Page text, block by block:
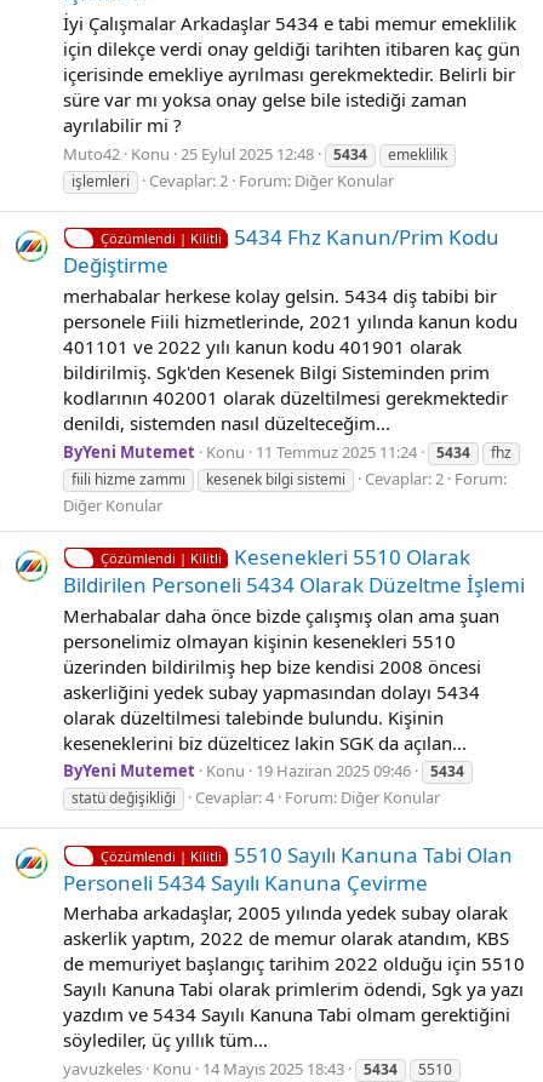
İyi Çalışmalar Arkadaşlar 5434 e tabi memur emeklilik
için dilekçe verdi onay geldiği tarihten itibaren kaç gün
içerisinde emekliye ayrılması gerekmektedir. Belirli bir
süre var mı yoksa onay gelse bile istediği zaman
ayrılabilir mi ?
Muto42 Konu 25 Eylül 2025 12:48 5434
emeklilik
işlemleri
Cevaplar: 2 Forum: Diğer Konular
Çözümlendi | Kilitli
5434 Fhz Kanun/Prim Kodu
Değiştirme
merhabalar herkese kolay gelsin. 5434 diş tabibi bir
personele Fiili hizmetlerinde, 2021 yılında kanun kodu
401101 ve 2022 yılı kanun kodu 401901 olarak
bildirilmiş. Sgk'den Kesenek Bilgi Sisteminden prim
kodlarının 402001 olarak düzeltilmesi gerekmektedir
denildi, sistemden nasıl düzelteceğim...
ByYeni Mutemet Konu 11 Temmuz 2025 11:24 5434
fhz
fiili hizme zammı
kesenek bilgi sistemi Cevaplar: 2 Forum:
Diğer Konular
Çözümlendi | Kilitli
Kesenekleri̇ 5510 Olarak
Bi̇ldi̇ri̇len Personeli̇ 5434 Olarak Düzeltme İşlemi̇
Merhabalar daha önce bizde çalışmış olan ama şuan
personelimiz olmayan kişinin kesenekleri 5510
üzerinden bildirilmiş hep bize kendisi 2008 öncesi
askerliğini yedek subay yapmasından dolayı 5434
olarak düzeltilmesi talebinde bulundu. Kişinin
keseneklerini biz düzelticez lakin SGK da açılan...
ByYeni Mutemet Konu 19 Haziran 2025 09:46
5434
statü değişikliği
Cevaplar: 4 Forum: Diğer Konular
Çözümlendi | Kilitli
5510 Sayılı Kanuna Tabi Olan
Personeli 5434 Sayılı Kanuna Çevirme
Merhaba arkadaşlar, 2005 yılında yedek subay olarak
askerlik yaptım, 2022 de memur olarak atandım, KBS
de memuriyet başlangıç tarihim 2022 olduğu için 5510
Sayılı Kanuna Tabi olarak primlerim ödendi, Sgk ya yazı
yazdım ve 5434 Sayılı Kanuna Tabi olmam gerektiğini
söylediler, üç yıllık tüm...
yavuzkeles Konu 14 Mayıs 2025 18:43 5434 5510